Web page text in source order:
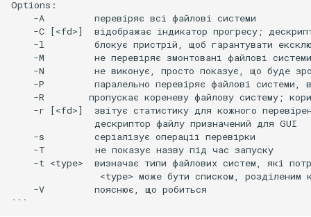
Options:
    -A         перевіряє всі файлові системи
-C [<fd>]  відображає індикатор прогресу;
-l         блокує пристрій, щоб гарантувати
    -M         не перевіряє змонтовані файлові системи
-N         не виконує, просто показує, що буде
-P         паралельно перевіряє файлові системи,
-R        пропускає кореневу файлову систему;
-r [<fd>]  звітує статистику для кожного
               дескриптор файлу призначений для GUI
    -s         серіалізує операції перевірки
    -T         не показує назву під час запуску
-t <type>  визначає типи файлових систем, які
<type> може бути списком, розділеним
    -V         пояснює, що робиться